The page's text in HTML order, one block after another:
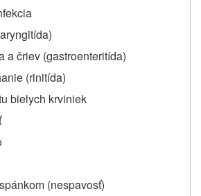
a čriev (gastroenteritída)
(rinitída)
bielych krviniek
(nespavosť)